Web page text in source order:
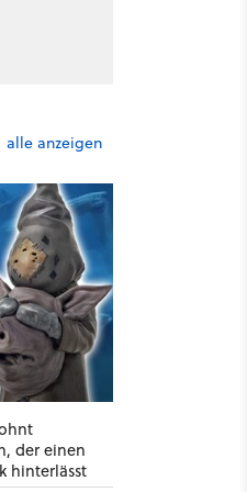
alle anzeigen
der einen
hinterlässt